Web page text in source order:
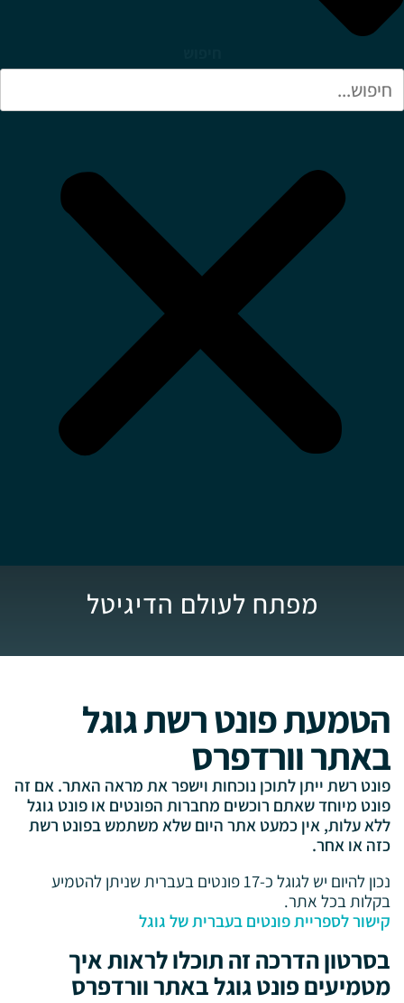
מפתח לעולם הדיגיטל
הטמעת פונט רשת גוגל
באתר וורדפרס
פונט רשת ייתן לתוכן נוכחות וישפר את מראה האתר. אם זה
פונט מיוחד שאתם רוכשים מחברות הפונטים או פונט גוגל
ללא עלות, אין כמעט אתר היום שלא משתמש בפונט רשת
כזה או אחר.
נכון להיום יש לגוגל כ-17 פונטים בעברית שניתן להטמיע
בקלות בכל אתר.
קישור לספריית פונטים בעברית של גוגל
בסרטון הדרכה זה תוכלו לראות איך
מטמיעים פונט גוגל באתר וורדפרס